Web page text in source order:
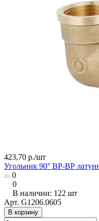
423,70 р./шт
Угольник 90° ВР-ВР
0
0
В наличии: 122 шт
Арт. G1206.0605
В корзину